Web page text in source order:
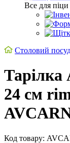
Все для піци
Столовий
Тарілка
24 см
Код товару: